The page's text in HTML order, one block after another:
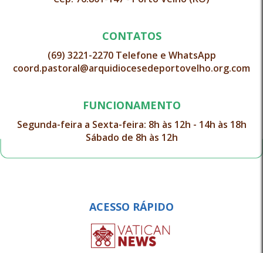
CONTATOS
(69) 3221-2270 Telefone e WhatsApp
coord.pastoral@arquidiocesedeportovelho.org.com
FUNCIONAMENTO
Segunda-feira a Sexta-feira: 8h às 12h - 14h às 18h
Sábado de 8h às 12h
ACESSO RÁPIDO